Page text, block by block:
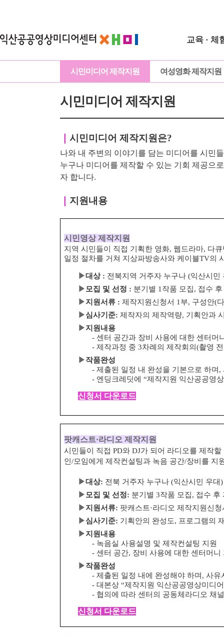
교육 · 체
시민미디어 제작지원 여성영화 제작지원
시민미디어 제작지원
시민미디어 제작지원은?
나와 내 주변의 이야기를 담는 미디어를 시민
누구나 미디어를 제작할 수 있는 기회 제공으
자 합니다.
지원내용
시민영상 제작지원
지역 시민들이 직접 기획한 영화, 웹드라마, 다
일정 절차를 거쳐 지상파방송사와 케이블TV의
▶대상 : 전북지역 거주자 누구나 (익산시민
▶ 모집 및 선정 : 분기별 1 작품 모집, 접수
▶지원서류 : 제작지원신청서 1 부, 구성안(
▶심사기준: 제작자의 제작역량, 기획안과
▶지원내용
- 센터 공간과 장비 사용에 대한 센터머
- 제작과정 중 3차례의 제작회의 (촬영 전
▶작품완성
- 제출된 일정 내 완성을 기본으로 하며 ,
- 엔딩크레딧에 “제작지원 익산공공영
신청서 다운로드
팟캐스트·라디오 제작지원
시민들이 직접 PD와 DJ가 되어 라디오를 제작
인 /모임에게 제작컨설팅과 녹음 공간/장비를 지
▶대상: 전북 거주자 누구나 (익산시민 우대)
▶ 모집 및 선정: 분기별 3작품 모집, 접수 후
▶지원서류: 팟캐스트·라디오 제작지원신
▶심사기준: 기획안의 완성도, 프로그램의
▶지원내용
- 녹음실 사용설명 및 제작컨설팅 지원
- 센터 공간, 장비 사용에 대한 센터머니
▶작품완성
- 제출된 일정 내에 완성해야 하며 , 사유
- 대본상 “제작지원 익산공공영상미디
- 협의에 따라 센터의 공동체라디오 채
신청서 다운로드